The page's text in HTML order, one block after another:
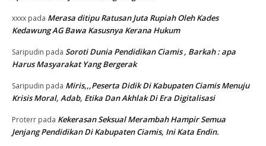
xxxx pada Merasa ditipu Ratusan Juta Rupiah Oleh Kades
Kedawung AG Bawa Kasusnya Kerana Hukum
Saripudin pada Soroti Dunia Pendidikan Ciamis , Barkah : apa
Harus Masyarakat Yang Bergerak
Saripudin pada Miris,,,Peserta Didik Di Kabupaten Ciamis Menuju
Krisis Moral, Adab, Etika Dan Akhlak Di Era Digitalisasi
Proterr pada Kekerasan Seksual Merambah Hampir Semua
Jenjang Pendidikan Di Kabupaten Ciamis, Ini Kata Endin.